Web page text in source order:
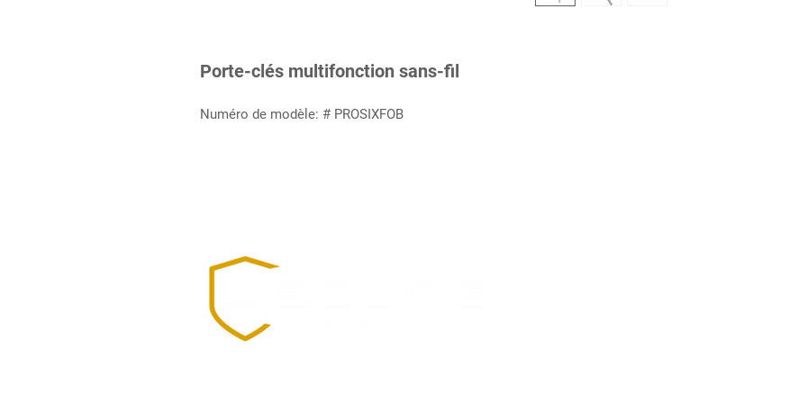
Porte-clés multifonction sans-fil
Numéro de modèle: # PROSIXFOB